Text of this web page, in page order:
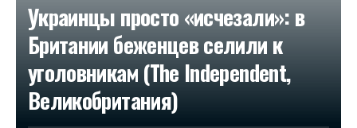
Украинцы просто «исчезали»: в
Британии беженцев селили к
уголовникам (The Independent,
Великобритания)